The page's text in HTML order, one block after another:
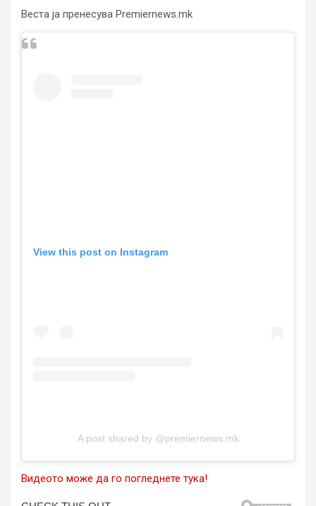
Веста ја пренесува Premiernews.mk
View this post on Instagram
A post shared by @premiernews.mk
Видеото може да го погледнете тука!